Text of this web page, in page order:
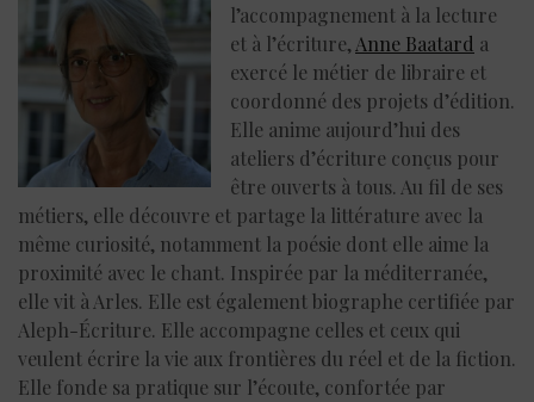
l’accompagnement à la lecture
et à l’écriture, Anne Baatard a
exercé le métier de libraire et
coordonné des projets d’édition.
Elle anime aujourd’hui des
ateliers d’écriture conçus pour
être ouverts à tous. Au fil de ses
métiers, elle découvre et partage la littérature avec la
même curiosité, notamment la poésie dont elle aime la
proximité avec le chant. Inspirée par la méditerranée,
elle vit à Arles. Elle est également biographe certifiée par
Aleph-Écriture. Elle accompagne celles et ceux qui
veulent écrire la vie aux frontières du réel et de la fiction.
Elle fonde sa pratique sur l’écoute, confortée par